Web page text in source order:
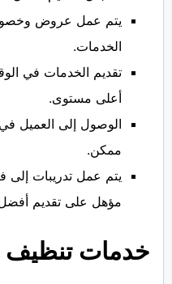
يتم عمل عروض
الخدمات.
تقديم الخدمات في
أعلى مستوى.
الوصول إلى العميل
ممكن.
يتم عمل تدريبات
مؤهل على تقديم
خدمات تنظيف